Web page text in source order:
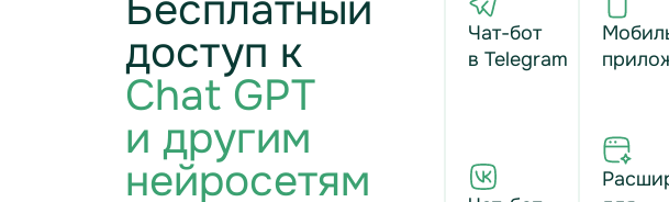
доступ к
Chat GPT
и другим
нейросетям
Чат-бот
в Telegram